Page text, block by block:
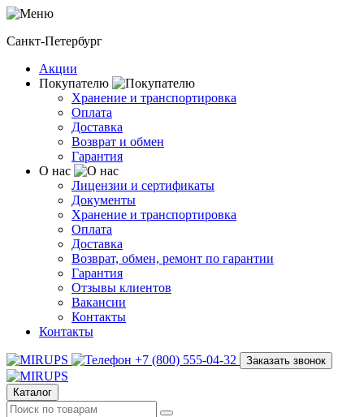
Санкт-Петербург
Акции
Покупателю
Хранение и транспортировка
Оплата
Доставка
Возврат и обмен
Гарантия
О нас
Лицензии и сертификаты
Документы
Хранение и транспортировка
Оплата
Доставка
Возврат, обмен, ремонт по гарантии
Гарантия
Отзывы клиентов
Вакансии
Контакты
Контакты
+7 (800) 555-04-32 Заказать звонок
Каталог